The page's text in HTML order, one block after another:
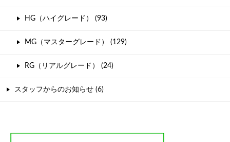
HG（ハイグレード） (93)
MG（マスターグレード） (129)
RG（リアルグレード） (24)
スタッフからのお知らせ (6)